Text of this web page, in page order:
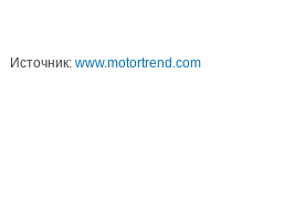
Источник: www.motortrend.com